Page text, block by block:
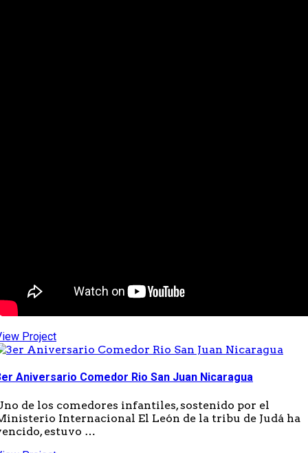
Project
Aniversario Comedor Rio San Juan Nicaragua
de los comedores infantiles, sostenido por el
Internacional El León de la tribu de Judá ha
estuvo …